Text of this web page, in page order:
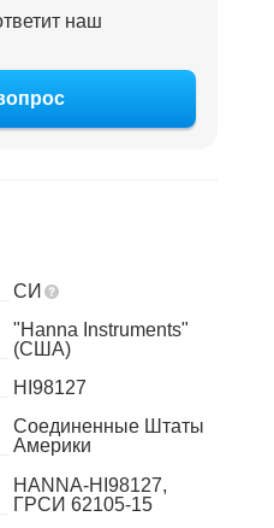
наш
СИ
"Hanna Instruments"
(США)
HI98127
Соединенные Штаты
Америки
HANNA-HI98127,
ГРСИ 62105-15